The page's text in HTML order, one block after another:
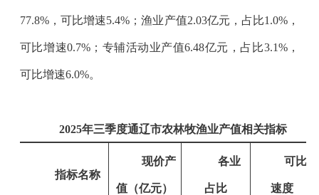
77.8%，可比增速5.4% ；渔业产值2.03亿元，占比1.0% ，
可比增速0.7% ；专辅活动业产值6.48亿元，占比3.1%，
可比增速6.0%。
2025年三季度通辽市农林牧渔业产值相关指标
指标名称
现价产
值（亿元）
各业
占比
可比
速度